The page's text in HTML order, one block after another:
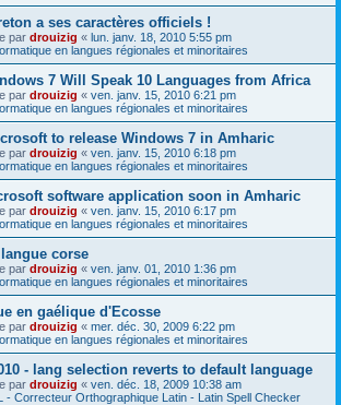
a ses caractères officiels !
par drouizig « lun. janv. 18, 2010 5:55 pm
en langues régionales et minoritaires
7 Will Speak 10 Languages from Africa
par drouizig « ven. janv. 15, 2010 6:21 pm
en langues régionales et minoritaires
to release Windows 7 in Amharic
par drouizig « ven. janv. 15, 2010 6:18 pm
en langues régionales et minoritaires
software application soon in Amharic
par drouizig « ven. janv. 15, 2010 6:17 pm
en langues régionales et minoritaires
corse
par drouizig « ven. janv. 01, 2010 1:36 pm
en langues régionales et minoritaires
en gaélique d'Ecosse
par drouizig « mer. déc. 30, 2009 6:22 pm
en langues régionales et minoritaires
- lang selection reverts to default language
par drouizig « ven. déc. 18, 2009 10:38 am
- Correcteur Orthographique Latin - Latin Spell Checker